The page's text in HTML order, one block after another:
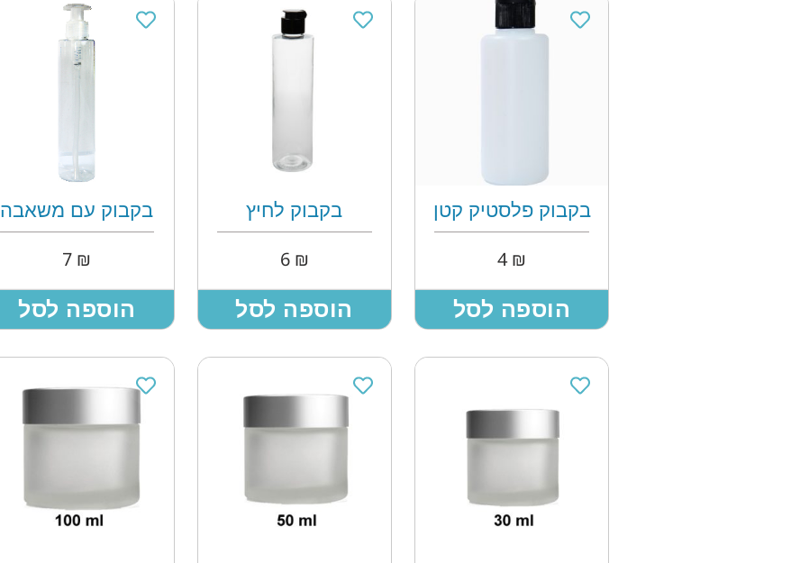
בקבוק פלסטיק קטן
₪
4
הוספה לסל
בקבוק לחיץ
₪
6
הוספה לסל
בקבוק עם משאבה
₪
הוספה לסל